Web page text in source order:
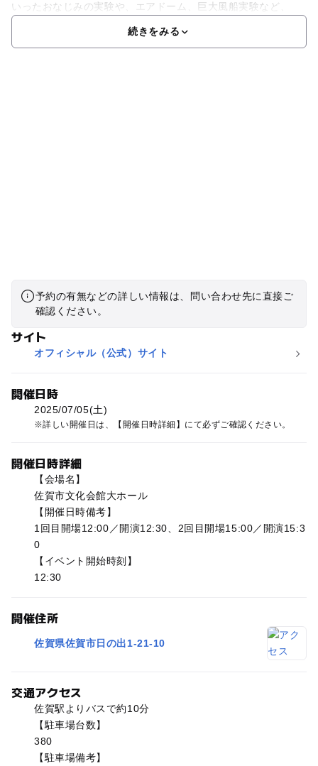
いったおなじみの実験や、エアドーム、巨大風船実験など、
続きをみる
予約の有無などの詳しい情報は、問い合わせ先に直接ご
確認ください。
サイト
オフィシャル（公式）サイト
開催日時
2025/07/05(土)
詳しい開催日は、【開催日時詳細】にて必ずご確認ください。
開催日時詳細
【会場名】
佐賀市文化会館大ホール
【開催日時備考】
1回目開場12:00／開演12:30、2回目開場15:00／開演15:3
0
【イベント開始時刻】
12:30
開催住所
佐賀県佐賀市日の出1-21-10
交通アクセス
佐賀駅よりバスで約10分
【駐車場台数】
380
【駐車場備考】